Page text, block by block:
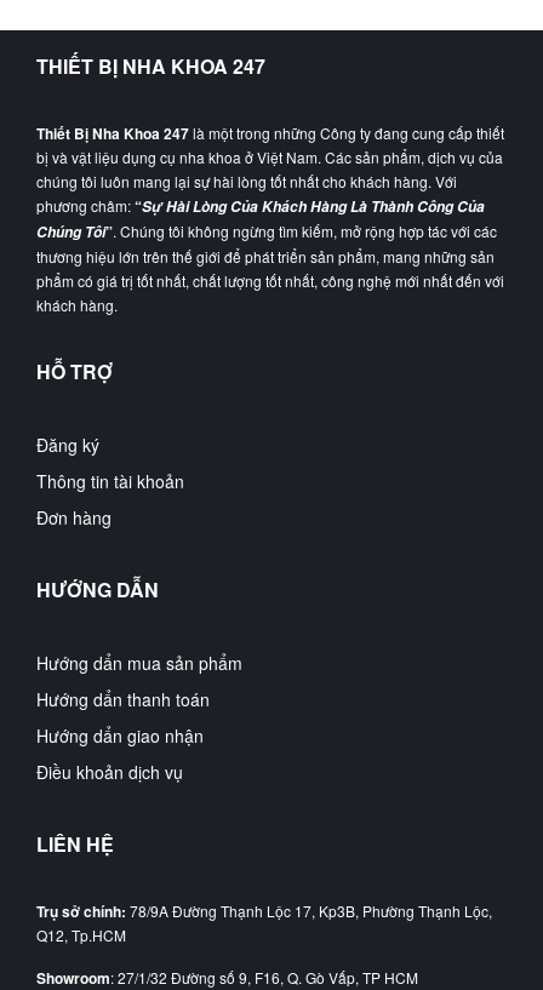
THIẾT BỊ NHA KHOA 247
Thiết Bị Nha Khoa 247là một trong những Công ty đang cung cấp thiết
bị và vật liệu dụng cụ nha khoa ở Việt Nam. Các sản phẩm, dịch vụ của
chúng tôi luôn mang lại sự hài lòng tốt nhất cho khách hàng. Với
phương châm:“Sự Hài Lòng Của Khách Hàng Là Thành Công Của
Chúng Tôi”. Chúng tôi không ngừng tìm kiếm, mở rộng hợp tác với các
thương hiệu lớn trên thế giới để phát triển sản phẩm, mang những sản
phẩm có giá trị tốt nhất, chất lượng tốt nhất, công nghệ mới nhất đến với
khách hàng.
HỖ TRỢ
Đăng ký
Thông tin tài khoản
Đơn hàng
HƯỚNG DẪN
Hướng dẩn mua sản phẩm
Hướng dẩn thanh toán
Hướng dẩn giao nhận
Điều khoản dịch vụ
LIÊN HỆ
Trụ sở chính: 78/9A Đường Thạnh Lộc 17, Kp3B, Phường Thạnh Lộc,
Q12, Tp.HCM
Showroom: 27/1/32 Đường số 9, F16, Q. Gò Vấp, TP HCM